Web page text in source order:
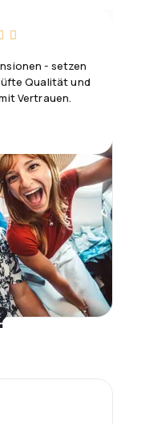
- setzen
Qualität und
Vertrauen.